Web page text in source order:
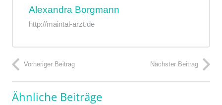
Alexandra Borgmann
http://maintal-arzt.de
Vorheriger Beitrag Nächster Beitrag
Ähnliche Beiträge